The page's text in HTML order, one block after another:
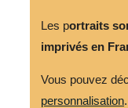
Les portraits
imprivés en
Vous pouvez
personnalisation.